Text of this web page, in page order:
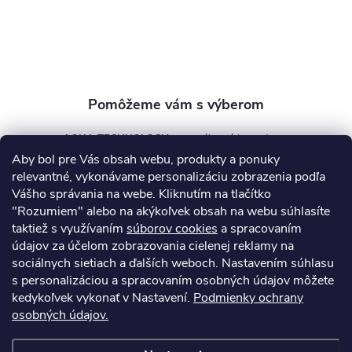
Aby bol pre Vás obsah webu, produkty a ponuky
relevantné, vykonávame personalizáciu zobrazenia podľa
Vášho správania na webe. Kliknutím na tlačítko
"Rozumiem" alebo na akýkoľvek obsah na webu súhlasíte
taktiež s využívaním súborov cookies a spracovaním
údajov za účelom zobrazovania cielenej reklamy na
sociálnych sietiach a ďalších weboch. Nastavením súhlasu
s personalizáciou a spracovaním osobných údajov môžete
kedykoľvek vykonať v Nastavení. Podmienky ochrany
osobných údajov.
AQUA TECHNOLOGY s.r.o.
info @aquatechnology.sk
+421 911 991 394
Informácie pre vás
Kontakty Obchodné podmienky